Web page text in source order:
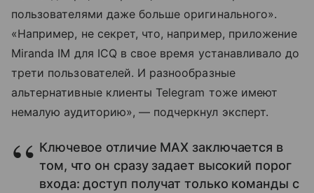
пользователями даже больше оригинального».
«Например, не секрет, что, например, приложение
Miranda IM для ICQ в свое время устанавливало до
трети пользователей. И разнообразные
альтернативные клиенты Telegram тоже имеют
немалую аудиторию», — подчеркнул эксперт.
Ключевое отличие MAX заключается в
том, что он сразу задает высокий порог
входа: доступ получат только команды с